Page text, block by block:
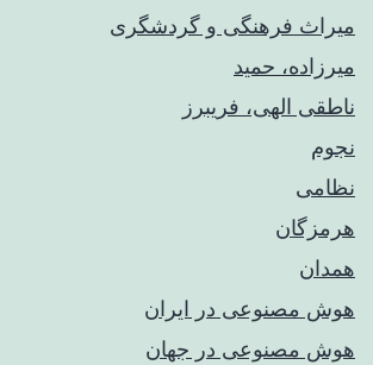
میراث فرهنگی و گردشگری
میرزاده، حمید
ناطقی الهی، فریبرز
نجوم
نظامی
هرمزگان
همدان
هوش مصنوعی در ایران
هوش مصنوعی در جهان